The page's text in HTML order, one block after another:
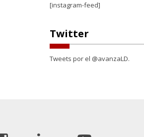
[instagram-feed]
Twitter
Tweets por el @avanzaLD.